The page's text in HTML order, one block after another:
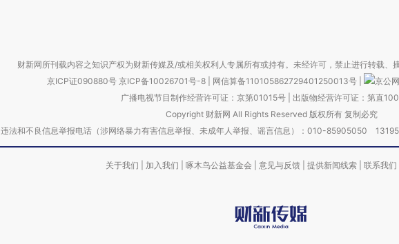
财新网所刊载内容之知识产权为财新传媒及/或相关权利人专属所有或持有。未经许可，禁止进行转载、
京ICP证090880号 京ICP备10026701号-8 网信算备110105862729401250013号
京公
广播电视节目制作经营许可证：京第01015号| 出版物经营许可证：第直
Copyright 财新网 All Rights Reserved 版权所有 复制必究
违法和不良信息举报电话（涉网络暴力有害信息举报、未成年人举报、谣言信息）：010-85905050
关于我们 加入我们 啄木鸟公益基金会 意见与反馈 提供新闻线索 联系我们